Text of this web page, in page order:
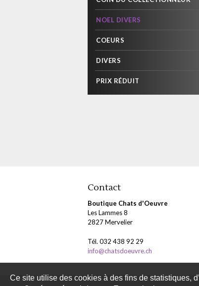
NOEL DIVERS
COEURS
DIVERS
PRIX RÉDUIT
Contact
Boutique Chats d'Oeuvre
Les Lammes 8
2827 Mervelier
Tél. 032 438 92 29
info@chatsdoeuvre.ch
Ce site utilise des cookies à des fins de statistiques,